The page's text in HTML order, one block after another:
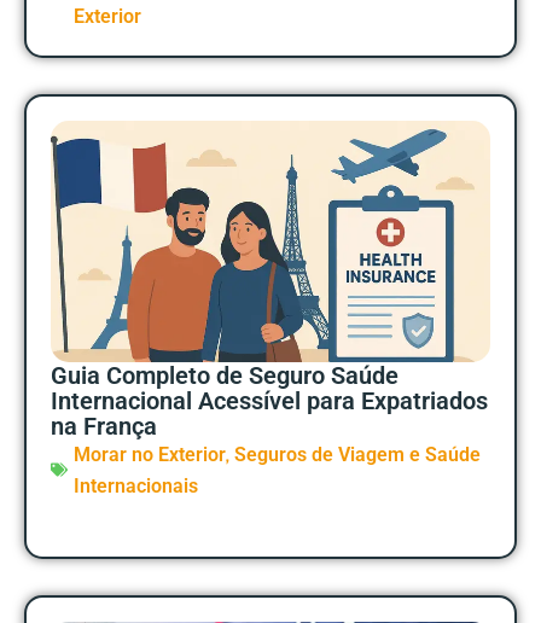
Exterior
Guia Completo de Seguro Saúde
Internacional Acessível para Expatriados
na França
Morar no Exterior, Seguros de Viagem e Saúde
Internacionais